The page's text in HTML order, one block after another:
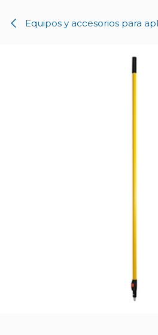
Equipos y accesorios para